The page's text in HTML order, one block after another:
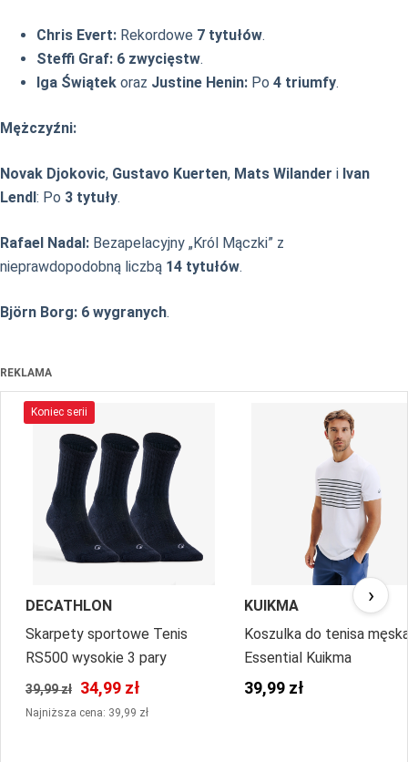
Chris Evert: Rekordowe 7 tytułów.
Steffi Graf: 6 zwycięstw.
Iga Świątek oraz Justine Henin: Po 4 triumfy.
Mężczyźni:
Novak Djokovic, Gustavo Kuerten, Mats Wilander i Ivan
Lendl : Po 3 tytuły.
Rafael Nadal: Bezapelacyjny „Król Mączki” z
nieprawdopodobną liczbą 14 tytułów.
Björn Borg: 6 wygranych.
REKLAMA
Koniec serii
DECATHLON
Skarpety sportowe Tenis
RS500 wysokie 3 pary
39,99 zł 34,99 zł
Najniższa cena: 39,99 zł
KUIKMA
Koszulka do tenisa
Essential Kuikma
39,99 zł
›